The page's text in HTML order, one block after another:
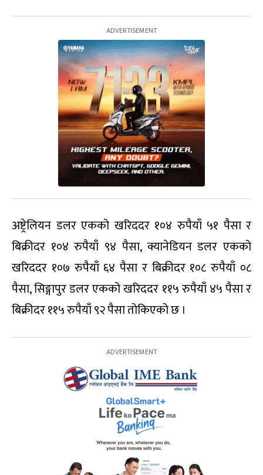
अष्ट्रेलियन डलर एकको खरिददर १०४ रुपैयाँ ५१ पैसा र
बिक्रीदर १०४ रुपैयाँ ९४ पैसा, क्यानेडियन डलर एकको
खरिददर १०७ रुपैयाँ ६४ पैसा र बिक्रीदर १०८ रुपैयाँ ०८
पैसा, सिङ्गापुर डलर एकको खरिददर ११५ रुपैयाँ ४५ पैसा र
बिक्रीदर ११५ रुपैयाँ ९२ पैसा तोकिएको छ ।